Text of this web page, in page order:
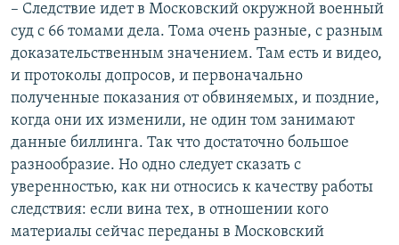
– Следствие идет в Московский окружной военный
суд с 66 томами дела. Тома очень разные, с разным
доказательственным значением. Там есть и видео,
и протоколы допросов, и первоначально
полученные показания от обвиняемых, и поздние,
когда они их изменили, не один том занимают
данные биллинга. Так что достаточно большое
разнообразие. Но одно следует сказать с
уверенностью, как ни относись к качеству работы
следствия: если вина тех, в отношении кого
материалы сейчас переданы в Московский